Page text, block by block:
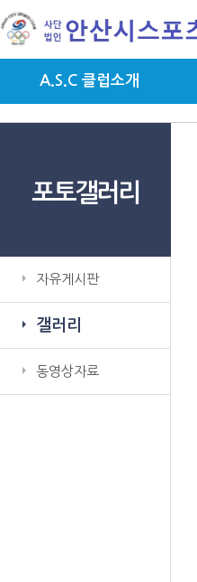
A.S.C 클럽소개
포토갤러리
자유게시판
갤러리
동영상자료